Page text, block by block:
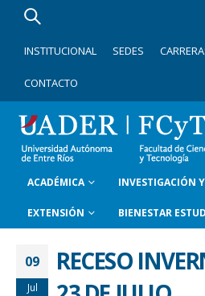
INSTITUCIONAL SEDES
CONTACTO
ACADÉMICA INVESTIGACIÓN
EXTENSIÓN BIENESTAR
09
Jul
RECESO